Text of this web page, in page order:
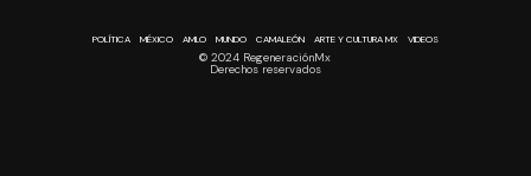
POLÍTICA MÉXICO AMLO MUNDO CAMALEÓN ARTE Y CULTURA MX VIDEOS
© 2024 RegeneraciónMx
Derechos reservados